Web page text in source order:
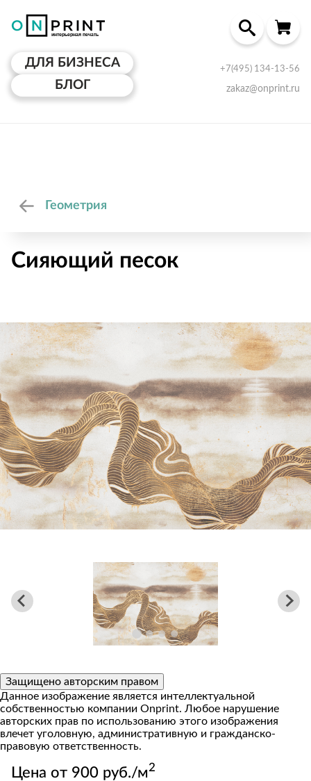
ДЛЯ БИЗНЕСА
БЛОГ
+7(495) 134-13-56
zakaz@onprint.ru
Геометрия
Сияющий песок
Защищено авторским правом
Данное изображение является интеллектуальной
собственностью компании Onprint. Любое нарушение
авторских прав по использованию этого изображения
влечет уголовную, административную и гражданско-
правовую ответственность.
Цена от 900 руб./м2